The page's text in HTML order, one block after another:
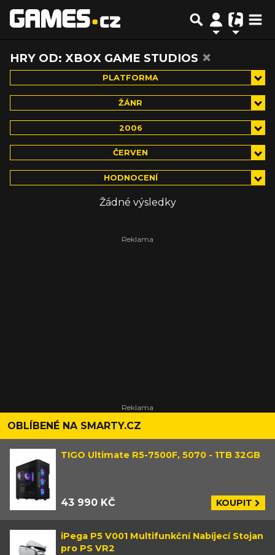
HRY OD: XBOX GAME STUDIOS ×
PLATFORMA
ŽÁNR
2006
ČERVEN
HODNOCENÍ
Žádné výsledky
OBLÍBENÉ NA SMARTY.CZ
TIGO Ultimate R5-7500F, 5070 - 1TB 32GB
43 990 KČ KOUPIT
iPega P5 V001 Multifunkční Nabíjecí Stojan
pro PS VR2